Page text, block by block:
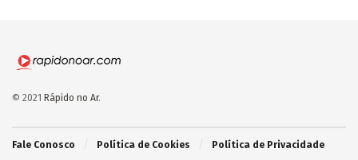
© 2021 Rápido no Ar.
Fale Conosco Política de Cookies Política de Privacidade